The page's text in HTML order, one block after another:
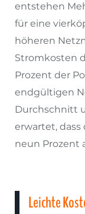
entstehen
für eine
höheren
Stromkosten
Prozent der
endgültigen
Durchschnitt
erwartet,
neun Prozent
Leichte